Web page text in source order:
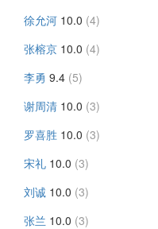
徐允河 10.0 (4)
张榕京 10.0 (4)
李勇 9.4 (5)
谢周清 10.0 (3)
罗喜胜 10.0 (3)
宋礼 10.0 (3)
刘诚 10.0 (3)
张兰 10.0 (3)